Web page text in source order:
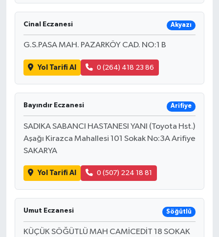
Cinal Eczanesi Akyazı
G.S.PASA MAH. PAZARKÖY CAD. NO:1 B
Yol Tarifi Al 0 (264) 418 23 86
Bayındır Eczanesi Arifiye
SADIKA SABANCI HASTANESI YANI (Toyota Hst.)
Aşağı Kirazca Mahallesi 101 Sokak No:3A Arifiye
SAKARYA
Yol Tarifi Al 0 (507) 224 18 81
Umut Eczanesi Söğütlü
KÜÇÜK SÖĞÜTLÜ MAH CAMİCEDİT 18 SOKAK